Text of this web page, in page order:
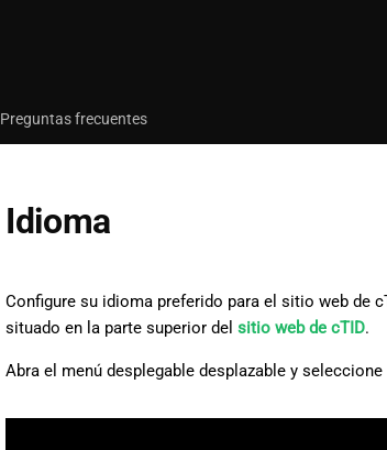
Preguntas frecuentes
Idioma
Configure su idioma preferido para el sitio web de
situado en la parte superior del sitio web de cTID.
Abra el menú desplegable desplazable y